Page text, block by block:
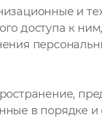
и
доступа к
в порядке